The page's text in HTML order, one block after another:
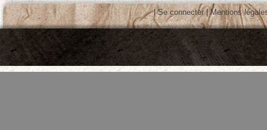
|Se connecter|Mentions